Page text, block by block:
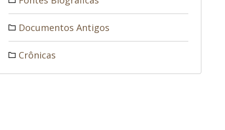
Documentos Antigos
Crônicas